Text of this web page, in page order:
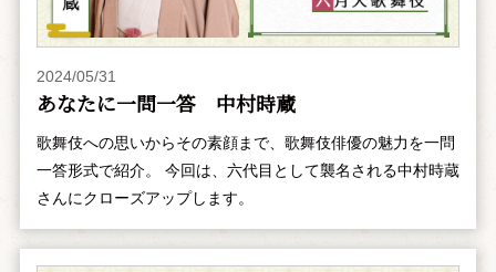
2024/05/31
あなたに一問一答 中村時蔵
歌舞伎への思いからその素顔まで、歌舞伎俳優の魅力を一問
一答形式で紹介。 今回は、六代目として襲名される中村時蔵
さんにクローズアップします。